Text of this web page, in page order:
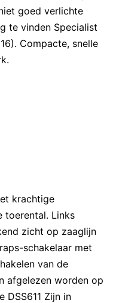
goed verlichte
te vinden Specialist
Compacte, snelle
krachtige
toerental. Links
zicht op zaaglijn
schakelaar met
van de
afgelezen worden op
DSS611 Zijn in